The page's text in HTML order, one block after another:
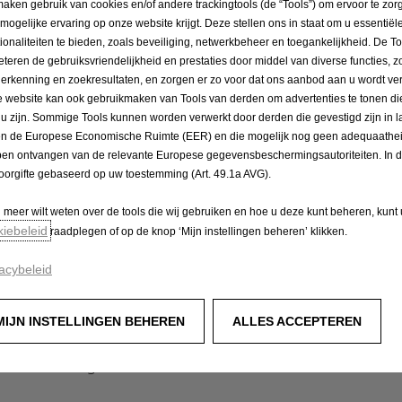
nieuwe seizoen. Met Timo Schulz, kampioen van de
dit jaar zowel in het Junior European Championship
te maken in hun eerste Cup-seizoen. De tweede
Aoife Raftery terug naar de Cup voor vier
dat is voorbehouden aan coureurs tot 25
coureurs – Christian Luif, Timo Schulz en Claire
de winnaar een nieuwe productieversie van de
Rally Sanremo en het internationale deelnemersveld
aldus Jörg Schrott, directeur van Opel
seizoen tegemoet kunnen zien. Ik ben benieuwd hoe
zoals Alex Español of Timo Schulz. Daarnaast
de nodige drive beschikken om voor een sensatie te
gebruik van cookies en/of andere trackingtools (de “Tools”) om ervoor te
ervaring op onze website krijgt. Deze stellen ons in staat om u essentiële
te bieden, zoals beveiliging, netwerkbeheer en toegankelijkheid. De
de gebruiksvriendelijkheid en prestaties door middel van diverse functies,
en zoekresultaten, en zorgen er zo voor dat ons aanbod aan u wordt
website kan ook gebruikmaken van Tools van derden om advertenties te tonen
zijn. Sommige Tools kunnen worden verwerkt door derden die gevestigd zijn in
de Europese Economische Ruimte (EER) en die mogelijk nog geen
ontvangen van de relevante Europese gegevensbeschermingsautoriteiten. In
gebaseerd op uw toestemming (Art. 49.1a AVG).
meer wilt weten over de tools die wij gebruiken en hoe u deze kunt beheren, kunt
raadplegen of op de knop ‘Mijn instellingen beheren’ klikken.
MIJN INSTELLINGEN BEHEREN ALLES ACCEPTEREN